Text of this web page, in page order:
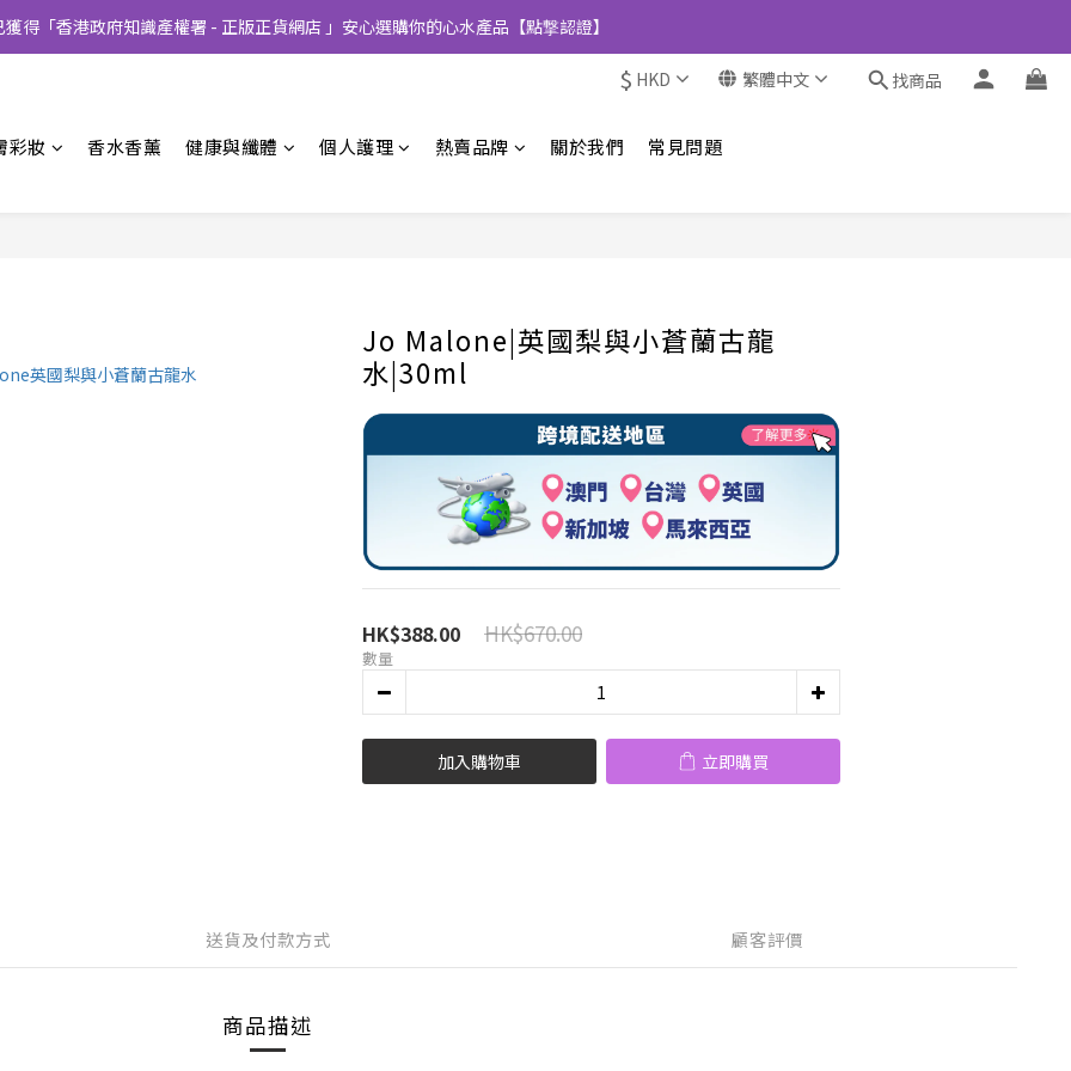
獲得「香港政府知識產權署 - 正版正貨網店 」安心選購你的心水產品【點撃認證】
$ HKD 繁體中文 找商品
彩妝 香水香薰 健康與纖體 個人護理 熱賣品牌 關於我們 常見問題
Jo Malone|英國梨與小蒼蘭古龍
水|30ml
HK$388.00 HK$670.00
數量
加入購物車 立即購買
送貨及付款方式 顧客評價
商品描述